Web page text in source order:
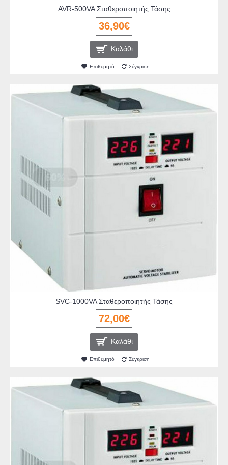
AVR-500VA Σταθεροποιητής Τάσης
36,90€
Καλάθι
Επιθυμητό Σύγκριση
SVC-1000VA Σταθεροποιητής Τάσης
72,00€
Καλάθι
Επιθυμητό Σύγκριση